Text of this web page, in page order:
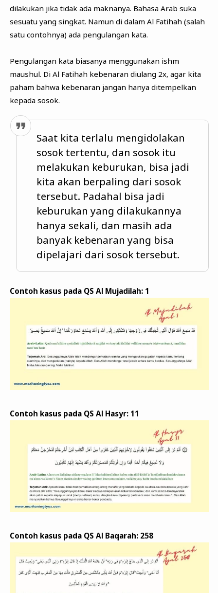
dilakukan jika tidak ada maknanya. Bahasa Arab suka
sesuatu yang singkat. Namun di dalam Al Fatihah (salah
satu contohnya) ada pengulangan kata.
Pengulangan kata biasanya menggunakan ishm
maushul. Di Al Fatihah kebenaran diulang 2x, agar kita
paham bahwa kebenaran jangan hanya ditempelkan
kepada sosok.
Saat kita terlalu mengidolakan
sosok tertentu, dan sosok itu
melakukan keburukan, bisa jadi
kita akan berpaling dari sosok
tersebut. Padahal bisa jadi
keburukan yang dilakukannya
hanya sekali, dan masih ada
banyak kebenaran yang bisa
dipelajari dari sosok tersebut.
Contoh kasus pada QS Al Mujadilah: 1
Contoh kasus pada QS Al Hasyr: 11
Contoh kasus pada QS Al Baqarah: 258